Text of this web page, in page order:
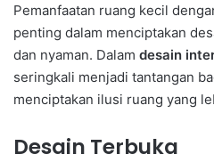
Pemanfaatan ruang kecil
penting dalam menciptakan
dan nyaman. Dalam desain
seringkali menjadi tantangan
menciptakan ilusi ruang yang
Desain Terbuka